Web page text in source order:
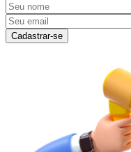
Cadastrar-se